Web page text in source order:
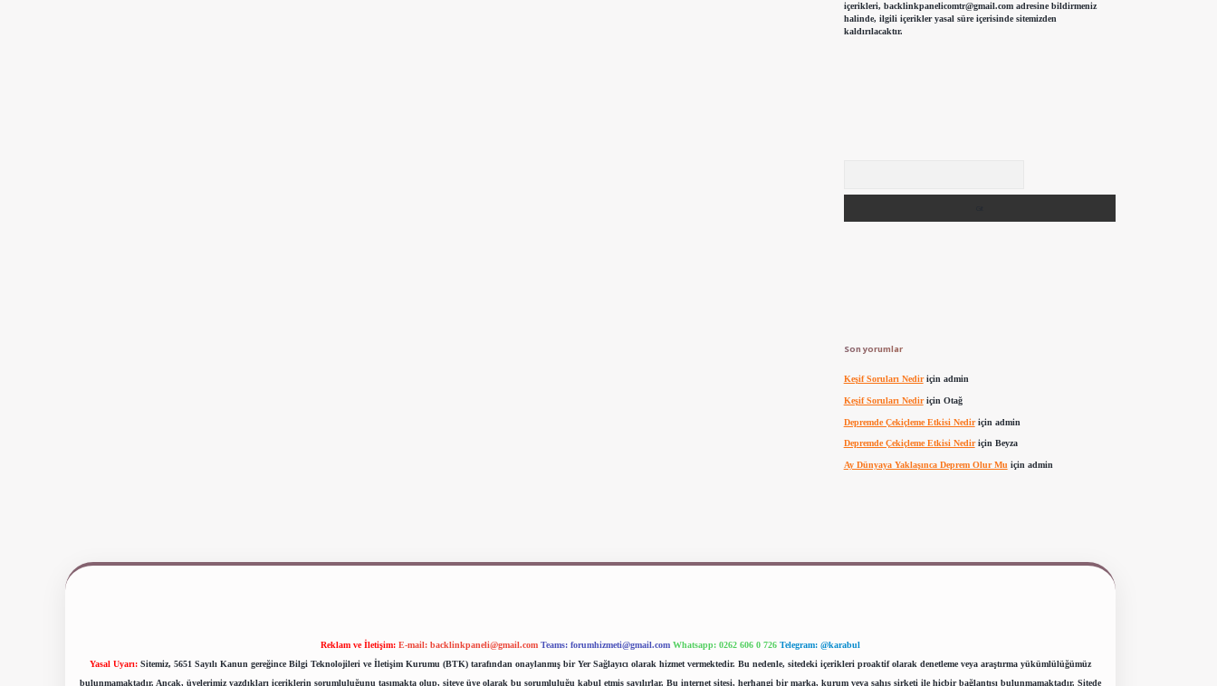
içerikleri, backlinkpanelicomtr@gmail.comadresine bildirmeniz
halinde, ilgili içerikler yasal süre içerisinde sitemizden
kaldırılacaktır.
Son yorumlar
Keşif Soruları Nediriçin admin
Keşif Soruları Nediriçin Otağ
Depremde Çekiçleme Etkisi Nediriçin admin
Depremde Çekiçleme Etkisi Nediriçin Beyza
Ay Dünyaya Yaklaşınca Deprem Olur Mu için admin
Reklam ve İletişim: E-mail: backlinkpaneli@gmail.com Teams: forumhizmeti@gmail.com Whatsapp: 0262 606 0 726 Telegram: @karabul
Yasal Uyarı: Sitemiz, 5651 Sayılı Kanun gereğince Bilgi Teknolojileri ve İletişim Kurumu (BTK) tarafından onaylanmış bir Yer Sağlayıcı olarak hizmet vermektedir. Bu nedenle, sitedeki içerikleri proaktif olarak denetleme veya araştırma yükümlülüğümüz
bulunmamaktadır. Ancak, üyelerimiz yazdıkları içeriklerin sorumluluğunu taşımakta olup, siteye üye olarak bu sorumluluğu kabul etmiş sayılırlar. Bu internet sitesi, herhangi bir marka, kurum veya şahıs şirketi ile hiçbir bağlantısı bulunmamaktadır. Sitede